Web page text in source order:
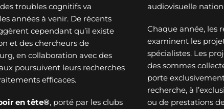
troubles cognitifs va
années à venir. De récents
cependant qu’il existe
et des chercheurs de
en collaboration avec des
poursuivent leurs recherches
efficaces.
en tête®, porté par les clubs
audiovisuelle
Chaque année, les
examinent les
spécialistes. Les
des sommes
porte
recherche, à
ou de prestations